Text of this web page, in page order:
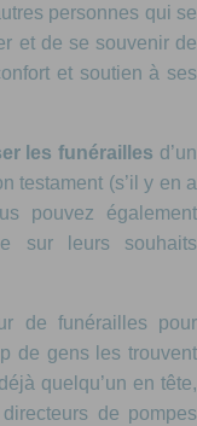
personnes qui se
et de se souvenir de
et soutien à ses
les funérailles d’un
testament (s’il y en a
pouvez également
sur leurs souhaits
de funérailles pour
de gens les trouvent
quelqu’un en tête,
de pompes